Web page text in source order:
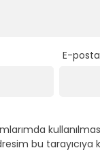
E-posta
bu tarayıcıya